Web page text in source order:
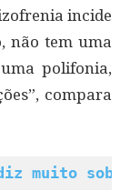
incide
não tem uma
polifonia,
compara
muito